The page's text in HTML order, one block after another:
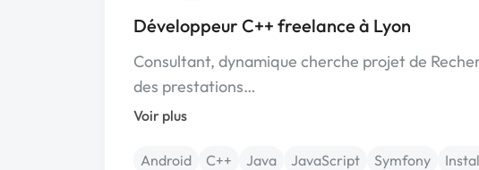
Développeur C++ freelance à Lyon
Consultant, dynamique cherche projet de
des prestations…
Voir plus
Android C++ Java JavaScript Symfony